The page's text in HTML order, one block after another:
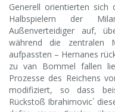
Generell orientierten sich
Halbspielern der
Außenverteidiger auf,
während die zentralen
aufpassten – Hernanes
zu van Bommel fallen
Prozesse des Reichens
modifiziert, so dass
Rückstoß Ibrahimovic´